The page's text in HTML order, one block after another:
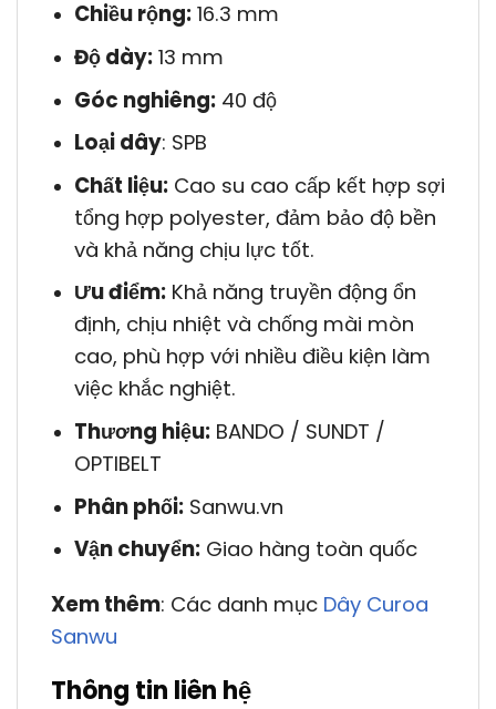
Chiều rộng:16.3 mm
Độ dày:13 mm
Góc nghiêng:40 độ
Loại dây: SPB
Chất liệu:Cao su cao cấp kết hợp sợi
tổng hợp polyester, đảm bảo độ bền
và khả năng chịu lực tốt.
Ưu điểm:Khả năng truyền động ổn
định, chịu nhiệt và chống mài mòn
cao, phù hợp với nhiều điều kiện làm
việc khắc nghiệt.
Thương hiệu:BANDO / SUNDT /
OPTIBELT
Phân phối:Sanwu.vn
Vận chuyển:Giao hàng toàn quốc
Xem thêm: Các danh mục Dây Curoa
Sanwu
Thông tin liên hệ